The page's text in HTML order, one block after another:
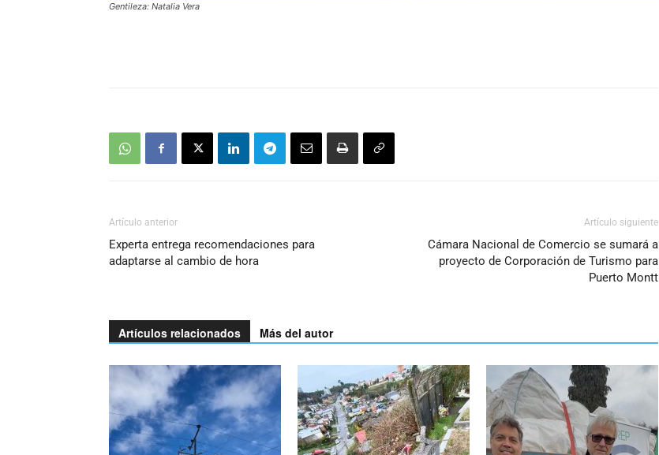
Gentileza: Natalia Vera
Artículo anterior
Experta entrega recomendaciones para
adaptarse al cambio de hora
Artículo siguiente
Cámara Nacional de Comercio se sumará a
proyecto de Corporación de Turismo para
Puerto Montt
Artículos relacionados Más del autor